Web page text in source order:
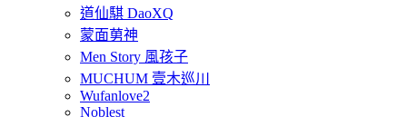
道仙騏 DaoXQ
蒙面莮神
Men Story 風孩子
MUCHUM 壹木巡川
Wufanlove2
Noblest